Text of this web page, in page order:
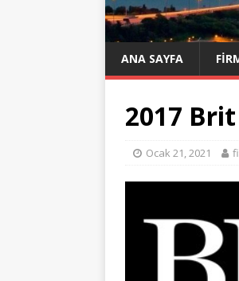
ANA SAYFA
2017
Ocak 21, 2021